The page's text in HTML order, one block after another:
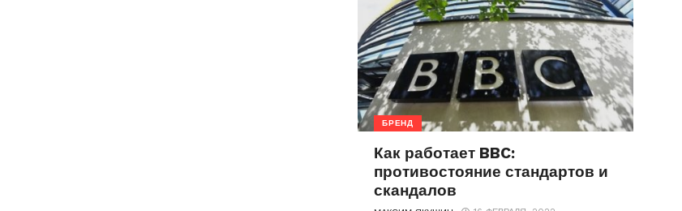
БРЕНД
Как работает BBC:
противостояние стандартов и
скандалов